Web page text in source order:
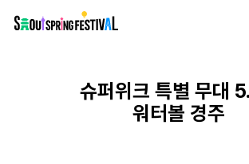
프로그램 > 여의도 한강공원 >
슈퍼위크 특별 무대
워터볼 경주